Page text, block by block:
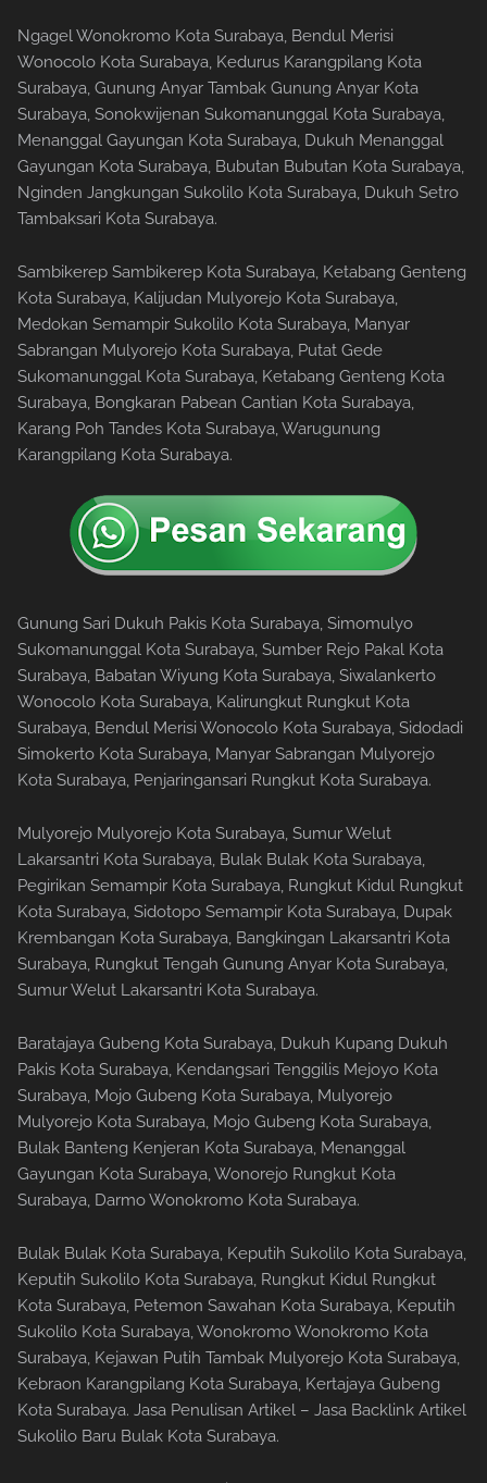
Ngagel Wonokromo Kota Surabaya, Bendul Merisi
Wonocolo Kota Surabaya, Kedurus Karangpilang Kota
Surabaya, Gunung Anyar Tambak Gunung Anyar Kota
Surabaya, Sonokwijenan Sukomanunggal Kota Surabaya,
Menanggal Gayungan Kota Surabaya, Dukuh Menanggal
Gayungan Kota Surabaya, Bubutan Bubutan Kota Surabaya,
Nginden Jangkungan Sukolilo Kota Surabaya, Dukuh Setro
Tambaksari Kota Surabaya.
Sambikerep Sambikerep Kota Surabaya, Ketabang Genteng
Kota Surabaya, Kalijudan Mulyorejo Kota Surabaya,
Medokan Semampir Sukolilo Kota Surabaya, Manyar
Sabrangan Mulyorejo Kota Surabaya, Putat Gede
Sukomanunggal Kota Surabaya, Ketabang Genteng Kota
Surabaya, Bongkaran Pabean Cantian Kota Surabaya,
Karang Poh Tandes Kota Surabaya, Warugunung
Karangpilang Kota Surabaya.
Gunung Sari Dukuh Pakis Kota Surabaya, Simomulyo
Sukomanunggal Kota Surabaya, Sumber Rejo Pakal Kota
Surabaya, Babatan Wiyung Kota Surabaya, Siwalankerto
Wonocolo Kota Surabaya, Kalirungkut Rungkut Kota
Surabaya, Bendul Merisi Wonocolo Kota Surabaya, Sidodadi
Simokerto Kota Surabaya, Manyar Sabrangan Mulyorejo
Kota Surabaya, Penjaringansari Rungkut Kota Surabaya.
Mulyorejo Mulyorejo Kota Surabaya, Sumur Welut
Lakarsantri Kota Surabaya, Bulak Bulak Kota Surabaya,
Pegirikan Semampir Kota Surabaya, Rungkut Kidul Rungkut
Kota Surabaya, Sidotopo Semampir Kota Surabaya, Dupak
Krembangan Kota Surabaya, Bangkingan Lakarsantri Kota
Surabaya, Rungkut Tengah Gunung Anyar Kota Surabaya,
Sumur Welut Lakarsantri Kota Surabaya.
Baratajaya Gubeng Kota Surabaya, Dukuh Kupang Dukuh
Pakis Kota Surabaya, Kendangsari Tenggilis Mejoyo Kota
Surabaya, Mojo Gubeng Kota Surabaya, Mulyorejo
Mulyorejo Kota Surabaya, Mojo Gubeng Kota Surabaya,
Bulak Banteng Kenjeran Kota Surabaya, Menanggal
Gayungan Kota Surabaya, Wonorejo Rungkut Kota
Surabaya, Darmo Wonokromo Kota Surabaya.
Bulak Bulak Kota Surabaya, Keputih Sukolilo Kota Surabaya,
Keputih Sukolilo Kota Surabaya, Rungkut Kidul Rungkut
Kota Surabaya, Petemon Sawahan Kota Surabaya, Keputih
Sukolilo Kota Surabaya, Wonokromo Wonokromo Kota
Surabaya, Kejawan Putih Tambak Mulyorejo Kota Surabaya,
Kebraon Karangpilang Kota Surabaya, Kertajaya Gubeng
Kota Surabaya. Jasa Penulisan Artikel – Jasa Backlink Artikel
Sukolilo Baru Bulak Kota Surabaya.